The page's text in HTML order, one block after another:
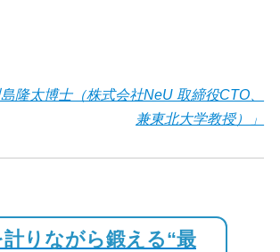
隆太博士（株式会社NeU 取締役CTO、
兼東北大学教授）」
計りながら鍛える“最